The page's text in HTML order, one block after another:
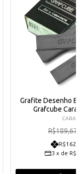
Grafite Desenho
Grafcube
R$189,67
3 x de